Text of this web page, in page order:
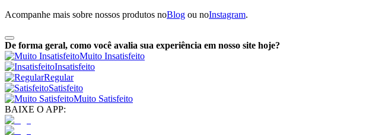
Acompanhe mais sobre nossos produtos noBlog ou noInstagram.
De forma geral, como você avalia sua experiência em nosso site hoje?
Muito Insatisfeito
Insatisfeito
Regular
Satisfeito
Muito Satisfeito
BAIXE O APP: